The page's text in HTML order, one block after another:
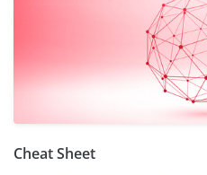
Cheat Sheet